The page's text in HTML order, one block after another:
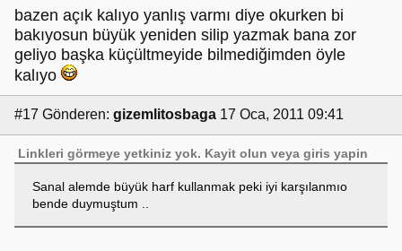
bazen açık kalıyo yanlış varmı diye okurken bi
bakıyosun büyük yeniden silip yazmak bana zor
geliyo başka küçültmeyide bilmediğimden öyle
kalıyo
#17 Gönderen: gizemlitosbaga 17 Oca, 2011 09:41
Linkleri görmeye yetkiniz yok. Kayit olun veyagiris yapin
Sanal alemde büyük harf kullanmak peki iyi karşılanmıo
bende duymuştum ..